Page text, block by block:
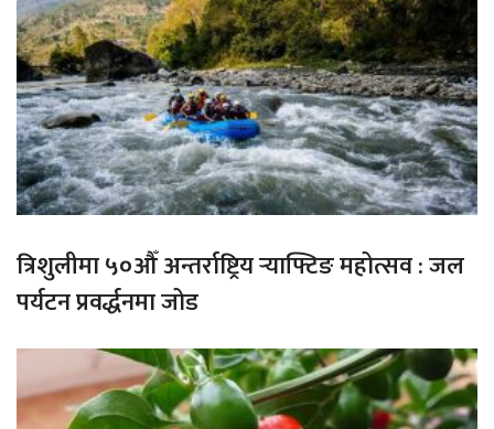
त्रिशुलीमा ५०औँ अन्तर्राष्ट्रिय र्‍याफ्टिङ महोत्सव : जल
पर्यटन प्रवर्द्धनमा जोड